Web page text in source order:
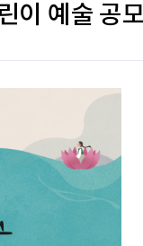
이 예술 공